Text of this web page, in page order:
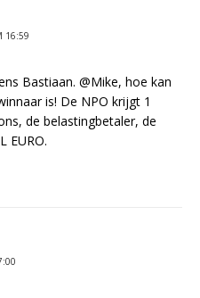
16:59
Bastiaan. @Mike, hoe kan
is! De NPO krijgt 1
de belastingbetaler, de
EURO.